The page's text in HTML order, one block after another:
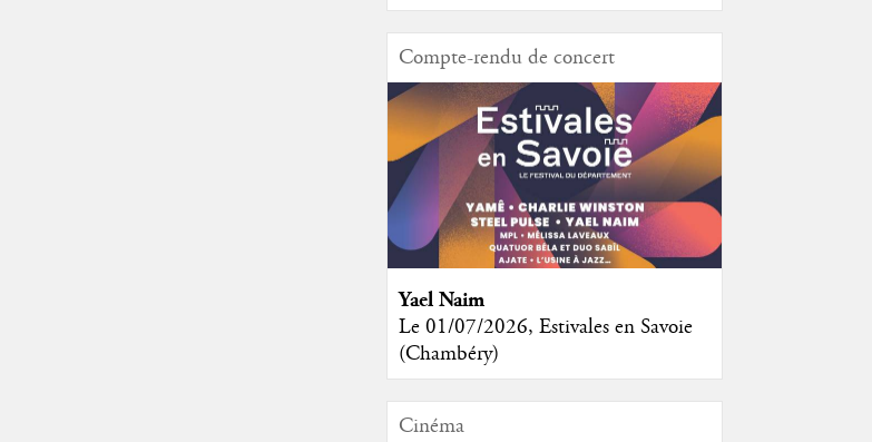
Compte-rendu de concert
Yael Naim
Le 01/07/2026, Estivales en Savoie
(Chambéry)
Cinéma